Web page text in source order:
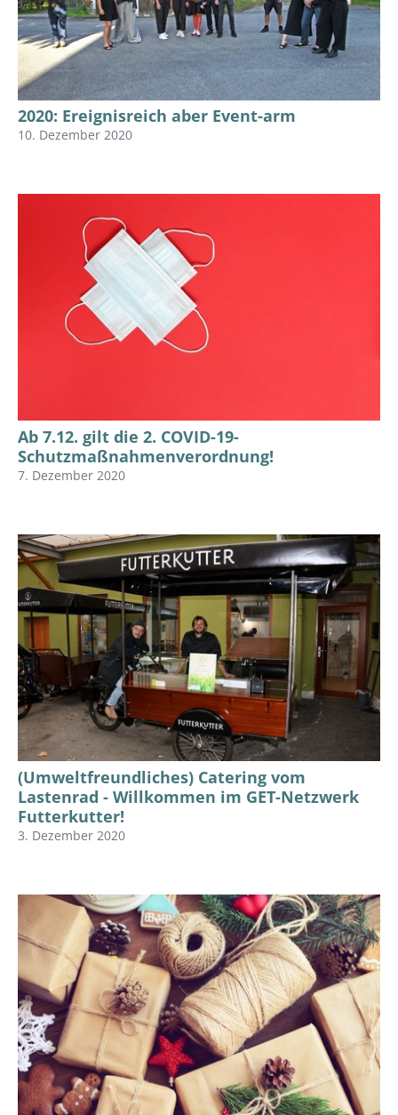
2020: Ereignisreich aber Event-arm
10. Dezember 2020
Ab 7.12. gilt die 2. COVID-19-
Schutzmaßnahmenverordnung!
7. Dezember 2020
(Umweltfreundliches) Catering vom
Lastenrad - Willkommen im GET-Netzwerk
Futterkutter!
3. Dezember 2020